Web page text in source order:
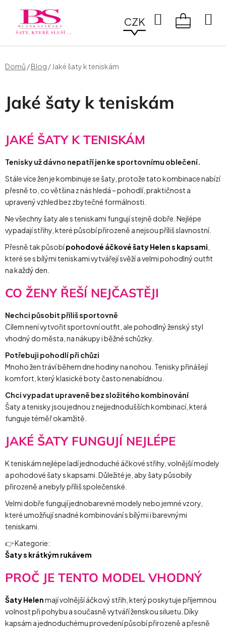
obsah
CZK
Hledat
Domů /Blog / Jaké šaty k teniskám
Jaké šaty k teniskám
JAKÉ ŠATY K TENISKÁM
Tenisky už dávno nepatří jen ke sportovnímu oblečení.
Stále více žen je kombinuje se šaty, protože tato kombinace nabízí
přesně to, co většina z nás hledá – pohodlí, praktičnost a
upravený vzhled bez zbytečné formálnosti.
Ne všechny šaty ale s teniskami fungují stejně dobře. Nejlépe
vypadají střihy, které působí přirozeně a nejsou příliš slavnostní.
Přesně tak působípohodové áčkové šaty Helen s kapsami
které se s bílými teniskami vytvářejí svěží a velmi pohodlný outfit
na každý den.
CO ŽENY ŘEŠÍ NEJČASTĚJI
Nechci působit příliš sportovně
Cílem není vytvořit sportovní outfit, ale pohodlný ženský styl
vhodný do města, na nákupy i běžné schůzky.
Potřebuji pohodlí při chůzi
Mnoho žen tráví během dne hodiny na nohou. Tenisky přinášejí
komfort, který klasické boty často nenabídnou.
Chci vypadat upraveně bez složitého kombinování
Šaty a tenisky jsou jednou z nejjednodušších kombinací, která
funguje téměř okamžitě.
JAKÉ ŠATY FUNGUJÍ NEJLÉPE
K teniskám nejlépe ladí jednoduché áčkové střihy, volnější modely
a pohodové šaty s kapsami. Důležité je, aby šaty působily
přirozeně a nebyly příliš společenské.
Velmi dobře fungují jednobarevné modely nebo jemné vzory,
které umožňují snadné kombinování s bílými i barevnými
teniskami.
👉 Kategorie:
Šaty s krátkým rukávem
PROČ JE TENTO MODEL VHODNÝ
Šaty Helenmají volnější áčkový střih, který poskytuje příjemnou
volnost při pohybu a současně vytváří ženskou siluetu. Díky
kapsám a jednoduchému provedení působí přirozeně a přesně